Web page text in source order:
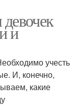
и
учесть
И, конечно,
какие